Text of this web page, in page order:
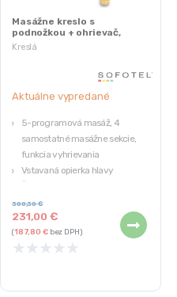
Kreslá
Masážne kreslo s
podnožkou + ohrievač,
čierne | Sofotel
Aktuálne vypredané
5-programová masáž, 4
samostatné masážne sekcie,
funkcia vyhrievania
Vstavaná opierka hlavy
Podrúčky potiahnuté mäkkou
ekologickou kožou
Hmotnosť 18 kg
231,00€
300,30€
(187,80 €bez DPH)
★ ★ ★ ★ ★